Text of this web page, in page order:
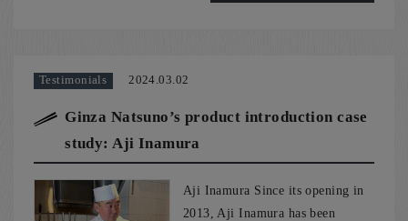
Testimonials 2024.03.02
Ginza Natsuno’s product introduction case
study: Aji Inamura
Aji Inamura Since its opening in
2013, Aji Inamura has been